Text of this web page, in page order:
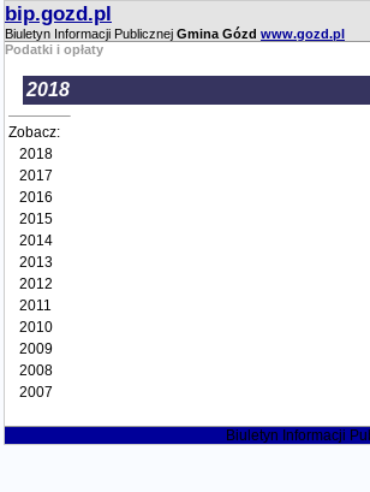
bip.gozd.pl
Biuletyn Informacji Publicznej Gmina Gózd www.gozd.pl
Podatki i opłaty
2018
Zobacz:
2018
2017
2016
2015
2014
2013
2012
2011
2010
2009
2008
2007
Biuletyn Informacji